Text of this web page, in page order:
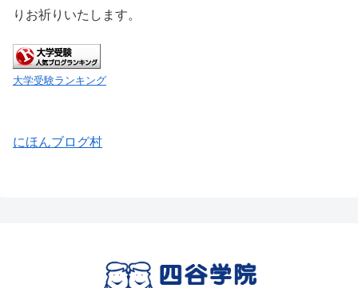
りお祈りいたします。
大学受験ランキング
にほんブログ村